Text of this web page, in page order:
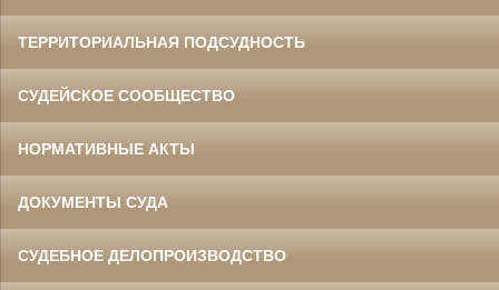
ТЕРРИТОРИАЛЬНАЯ ПОДСУДНОСТЬ
СУДЕЙСКОЕ СООБЩЕСТВО
НОРМАТИВНЫЕ АКТЫ
ДОКУМЕНТЫ СУДА
СУДЕБНОЕ ДЕЛОПРОИЗВОДСТВО